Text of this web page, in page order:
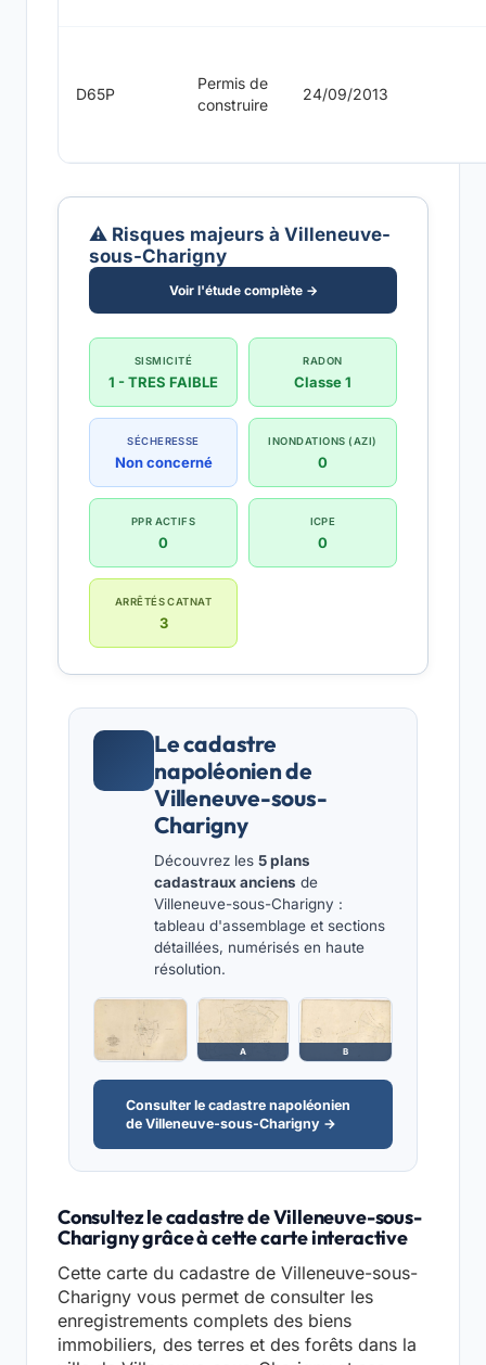
D65P
Permis de
construire
24/09/2013
⚠️ Risques majeurs à Villeneuve-
sous-Charigny
Voir l'étude complète →
SISMICITÉ
1 - TRES FAIBLE
RADON
Classe 1
SÉCHERESSE
Non concerné
INONDATIONS (AZI)
0
PPR ACTIFS
0
ICPE
0
ARRÊTÉS CATNAT
3
Le cadastre
napoléonien de
Villeneuve-sous-
Charigny
Découvrez les 5 plans
cadastraux anciens de
Villeneuve-sous-Charigny :
tableau d'assemblage et sections
détaillées, numérisés en haute
résolution.
A B
Consulter le cadastre napoléonien
de Villeneuve-sous-Charigny →
Consultez le cadastre de Villeneuve-sous-
Charigny grâce à cette carte interactive
Cette carte du cadastre de Villeneuve-sous-
Charigny vous permet de consulter les
enregistrements complets des biens
immobiliers, des terres et des forêts dans la